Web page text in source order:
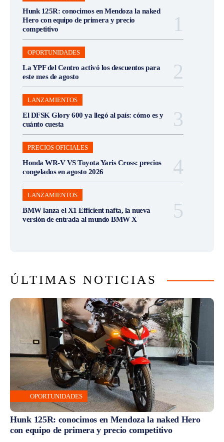
Hunk 125R: conocimos en Mendoza la naked
Hero con equipo de primera y precio
competitivo
OPORTUNIDADES
La YPF del Centro activó los descuentos para
este mes de agosto
LANZAMIENTOS
El DFSK Glory 600 ya llegó al país: cómo es y
cuánto cuesta
PRECIOS OFICIALES
Honda WR-V VS Toyota Yaris Cross: precios
congelados en agosto 2026
LANZAMIENTOS
BMW lanza el X1 Efficient nafta, la nueva
versión de entrada al mundo BMW X
ÚLTIMAS NOTICIAS
OPORTUNIDADES
Hunk 125R: conocimos en Mendoza la naked Hero
con equipo de primera y precio competitivo